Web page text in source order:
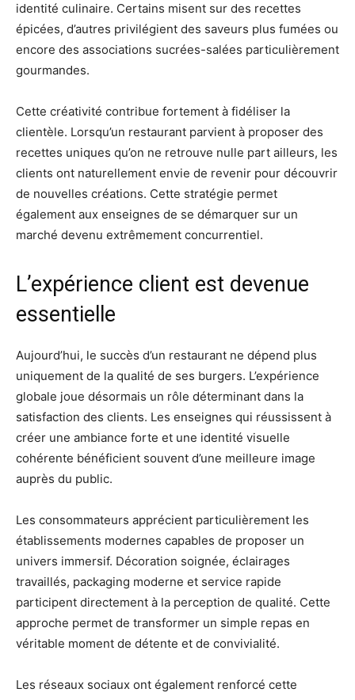
identité culinaire. Certains misent sur des recettes
épicées, d’autres privilégient des saveurs plus fumées ou
encore des associations sucrées-salées particulièrement
gourmandes.
Cette créativité contribue fortement à fidéliser la
clientèle. Lorsqu’un restaurant parvient à proposer des
recettes uniques qu’on ne retrouve nulle part ailleurs, les
clients ont naturellement envie de revenir pour découvrir
de nouvelles créations. Cette stratégie permet
également aux enseignes de se démarquer sur un
marché devenu extrêmement concurrentiel.
L’expérience client est devenue
essentielle
Aujourd’hui, le succès d’un restaurant ne dépend plus
uniquement de la qualité de ses burgers. L’expérience
globale joue désormais un rôle déterminant dans la
satisfaction des clients. Les enseignes qui réussissent à
créer une ambiance forte et une identité visuelle
cohérente bénéficient souvent d’une meilleure image
auprès du public.
Les consommateurs apprécient particulièrement les
établissements modernes capables de proposer un
univers immersif. Décoration soignée, éclairages
travaillés, packaging moderne et service rapide
participent directement à la perception de qualité. Cette
approche permet de transformer un simple repas en
véritable moment de détente et de convivialité.
Les réseaux sociaux ont également renforcé cette